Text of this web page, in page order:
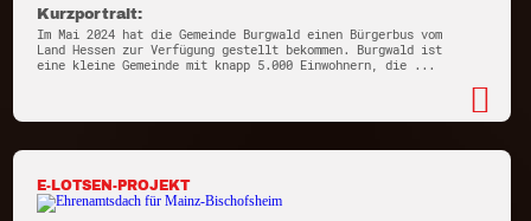
Kurzportrait:
Im Mai 2024 hat die Gemeinde Burgwald einen Bürgerbus vom
Land Hessen zur Verfügung gestellt bekommen. Burgwald ist
eine kleine Gemeinde mit knapp 5.000 Einwohnern, die ...
E-LOTSEN-PROJEKT